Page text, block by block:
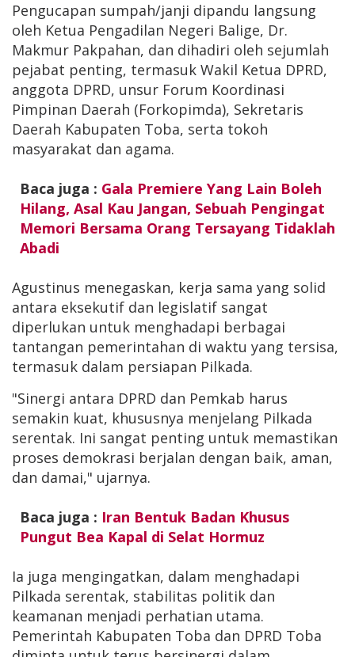
Pengucapan sumpah/janji dipandu langsung
oleh Ketua Pengadilan Negeri Balige, Dr.
Makmur Pakpahan, dan dihadiri oleh sejumlah
pejabat penting, termasuk Wakil Ketua DPRD,
anggota DPRD, unsur Forum Koordinasi
Pimpinan Daerah (Forkopimda), Sekretaris
Daerah Kabupaten Toba, serta tokoh
masyarakat dan agama.
Baca juga : Gala Premiere Yang Lain Boleh
Hilang, Asal Kau Jangan, Sebuah Pengingat
Memori Bersama Orang Tersayang Tidaklah
Abadi
Agustinus menegaskan, kerja sama yang solid
antara eksekutif dan legislatif sangat
diperlukan untuk menghadapi berbagai
tantangan pemerintahan di waktu yang tersisa,
termasuk dalam persiapan Pilkada.
"Sinergi antara DPRD dan Pemkab harus
semakin kuat, khususnya menjelang Pilkada
serentak. Ini sangat penting untuk memastikan
proses demokrasi berjalan dengan baik, aman,
dan damai," ujarnya.
Baca juga : Iran Bentuk Badan Khusus
Pungut Bea Kapal di Selat Hormuz
Ia juga mengingatkan, dalam menghadapi
Pilkada serentak, stabilitas politik dan
keamanan menjadi perhatian utama.
Pemerintah Kabupaten Toba dan DPRD Toba